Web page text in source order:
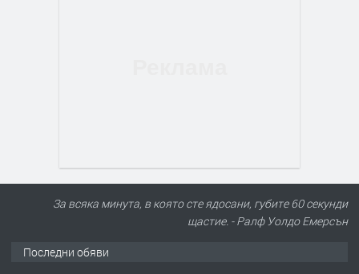
За всяка минута, в която сте ядосани, губите 60 секунди
щастие. - Ралф Уолдо Емерсън
Последни обяви